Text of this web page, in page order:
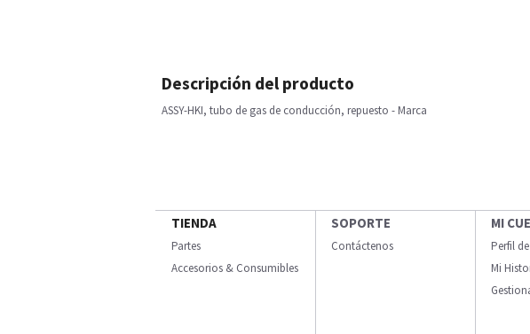
Descripción del producto
ASSY-HKI, tubo de gas de conducción, repuesto - Marca
TIENDA
Partes
Accesorios & Consumibles
SOPORTE
Contáctenos
MI
Perfil
Mi